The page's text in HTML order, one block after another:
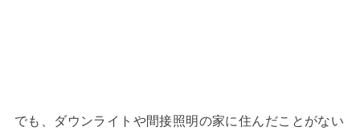
でも、ダウンライトや間接照明の家に住んだことがない